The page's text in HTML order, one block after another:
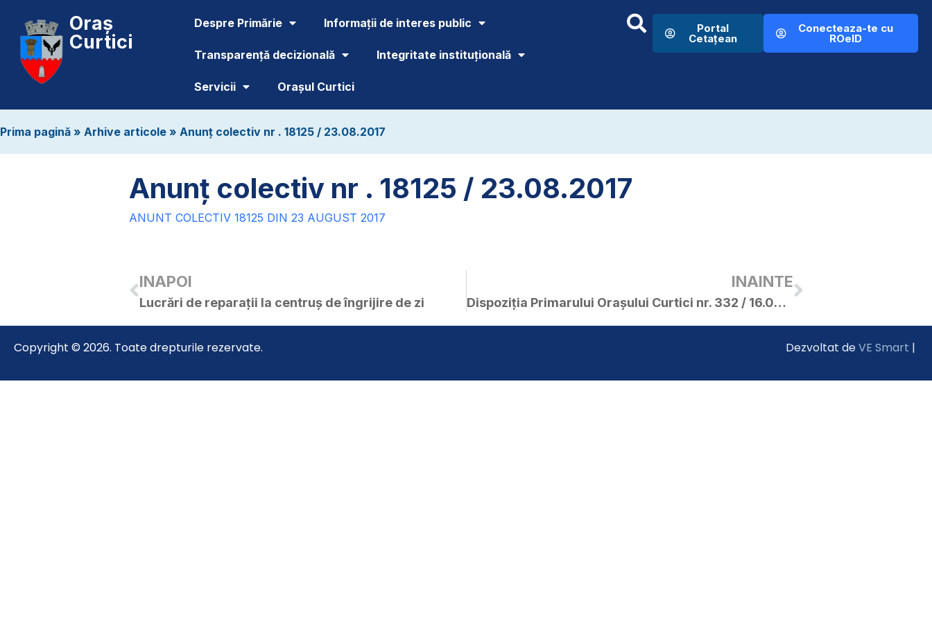
Oraș
Curtici
Despre Primărie Informații de interes public
Transparență decizională Integritate instituțională
Servicii Orașul Curtici
Portal
Cetațean
Conecteaza-te cu
ROeID
Prima pagină » Arhive articole » Anunț colectiv nr . 18125 / 23.08.2017
Anunț colectiv nr . 18125 / 23.08.2017
ANUNT COLECTIV 18125 DIN 23 AUGUST 2017
INAPOI
Lucrări de reparații la centruș de îngrijire de zi
INAINTE
Dispoziția Primarului Orașului Curtici nr. 332 / 16.08.2017 privind modificarea si completatea Regulamentului de ordine interioara
Copyright © 2026. Toate drepturile rezervate. Dezvoltat deVE Smart |